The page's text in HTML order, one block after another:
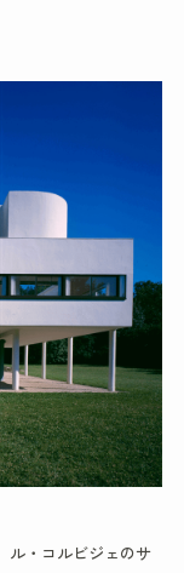
ル・コルビジェのサ